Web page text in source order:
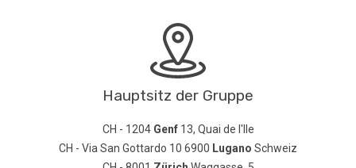
Hauptsitz der Gruppe
CH - 1204 Genf13, Quai de l'Ile
CH - Via San Gottardo 10 6900 Lugano Schweiz